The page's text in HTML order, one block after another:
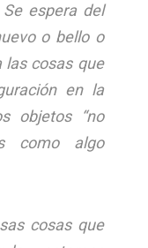
espera del
o bello o
las cosas que
en la
objetos “no
como algo
cosas que